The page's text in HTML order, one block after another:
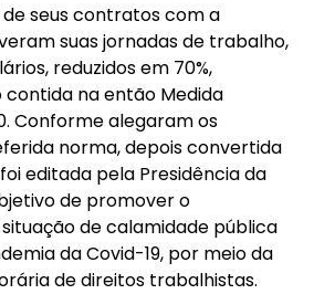
seus contratos com a
suas jornadas de trabalho,
reduzidos em 70%,
na então Medida
Conforme alegaram os
norma, depois convertida
foi editada pela Presidência da
de promover o
de calamidade pública
da Covid-19, por meio da
de direitos trabalhistas.